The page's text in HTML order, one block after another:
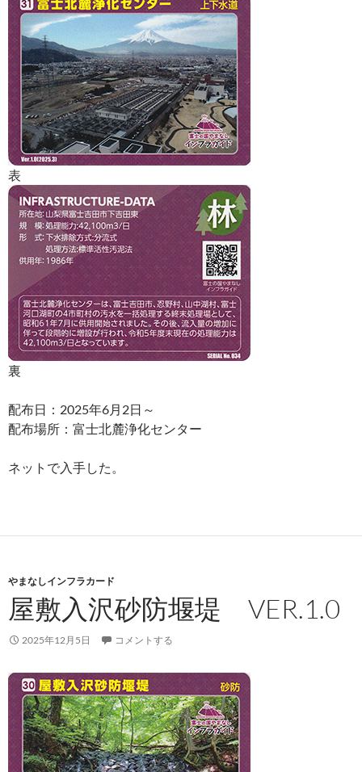
表
裏
配布日：2025年6月2日～
配布場所：富士北麓浄化センター
ネットで入手した。
やまなしインフラカード
屋敷入沢砂防堰堤 VER.1.0
2025年12月5日 コメントする